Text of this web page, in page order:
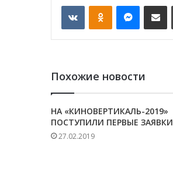
VKontakte
Похожие новости
НА «КИНОВЕРТИКАЛЬ-2019»
ПОСТУПИЛИ ПЕРВЫЕ ЗАЯВКИ
27.02.2019